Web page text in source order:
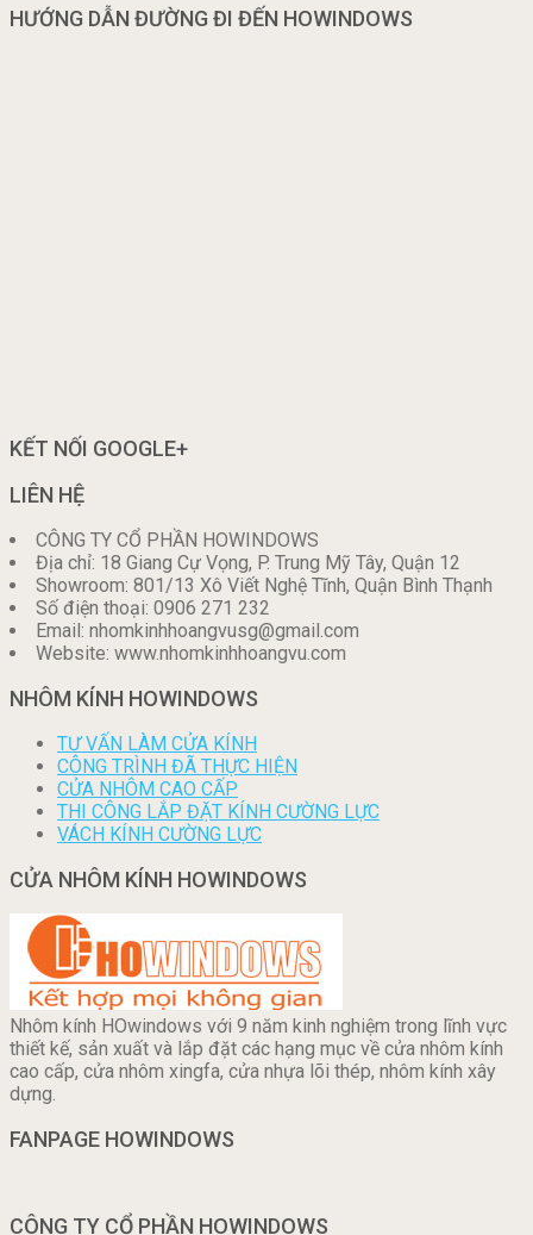
HƯỚNG DẪN ĐƯỜNG ĐI ĐẾN HOWINDOWS
KẾT NỐI GOOGLE+
LIÊN HỆ
CÔNG TY CỔ PHẦN HOWINDOWS
Địa chỉ: 18 Giang Cự Vọng, P. Trung Mỹ Tây, Quận 12
Showroom: 801/13 Xô Viết Nghệ Tĩnh, Quận Bình Thạnh
Số điện thoại: 0906 271 232
Email: nhomkinhhoangvusg@gmail.com
Website: www.nhomkinhhoangvu.com
NHÔM KÍNH HOWINDOWS
TƯ VẤN LÀM CỬA KÍNH
CÔNG TRÌNH ĐÃ THỰC HIỆN
CỬA NHÔM CAO CẤP
THI CÔNG LẮP ĐẶT KÍNH CƯỜNG LỰC
VÁCH KÍNH CƯỜNG LỰC
CỬA NHÔM KÍNH HOWINDOWS
Nhôm kính HOwindows với 9 năm kinh nghiệm trong lĩnh vực
thiết kế, sản xuất và lắp đặt các hạng mục về cửa nhôm kính
cao cấp, cửa nhôm xingfa, cửa nhựa lõi thép, nhôm kính xây
dựng.
FANPAGE HOWINDOWS
CÔNG TY CỔ PHẦN HOWINDOWS